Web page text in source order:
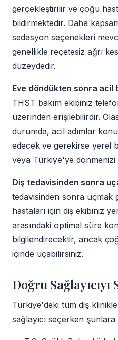
gerçekleştirilir ve çoğu
bildirmektedir. Daha
sedasyon seçenekleri
genellikle reçetesiz ağrı
düzeydedir.
Eve döndükten sonra acil
THST bakım ekibiniz
üzerinden erişilebilirdir.
durumda, acil adımlar
edecek ve gerekirse yerel
veya Türkiye'ye
Diş tedavisinden sonra
tedavisinden sonra uçmak
hastaları için diş ekibiniz
arasındaki optimal süre
bilgilendirecektir, ancak
içinde uçabilirsiniz.
Doğru Sağlayıcıyı
Türkiye'deki tüm diş
sağlayıcı seçerken şunlara